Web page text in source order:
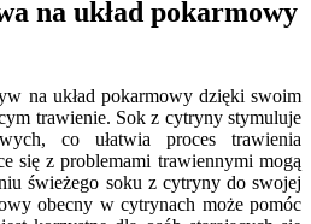
na układ pokarmowy
na układ pokarmowy dzięki swoim
trawienie. Sok z cytryny stymuluje
co ułatwia proces trawienia
się z problemami trawiennymi mogą
świeżego soku z cytryny do swojej
obecny w cytrynach może pomóc